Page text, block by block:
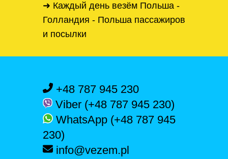
➜ Каждый день везём Польша -
Голландия - Польша пассажиров
и посылки
+48 787 945 230
Viber (+48 787 945 230)
WhatsApp (+48 787 945
230)
info@vezem.pl